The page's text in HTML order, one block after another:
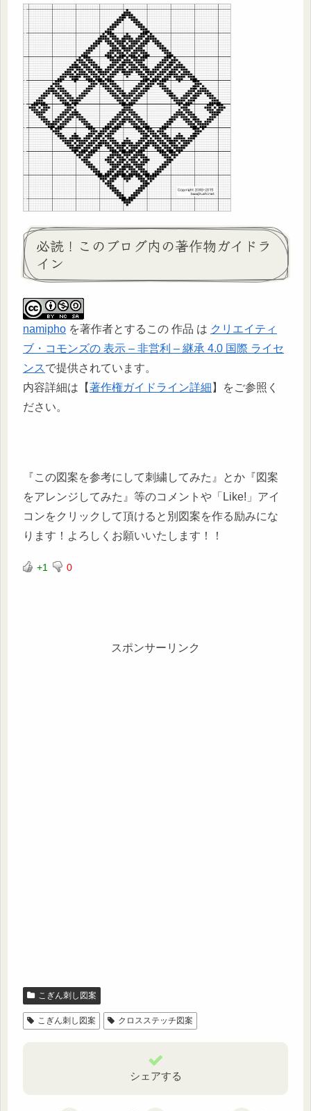
必読！このブログ内の著作物ガイドラ
イン
namipho を著作者とするこの 作品 は クリエイティ
ブ・コモンズの 表示 – 非営利 – 継承 4.0 国際 ライセ
ンスで提供されています。
内容詳細は【著作権ガイドライン詳細 】をご参照く
ださい。
『この図案を参考にして刺繍してみた』とか『図案
をアレンジしてみた』等のコメントや「Like!」アイ
コンをクリックして頂けると別図案を作る励みにな
ります！よろしくお願いいたします！！
+1 0
スポンサーリンク
こぎん刺し図案
こぎん刺し図案 クロスステッチ図案
シェアする